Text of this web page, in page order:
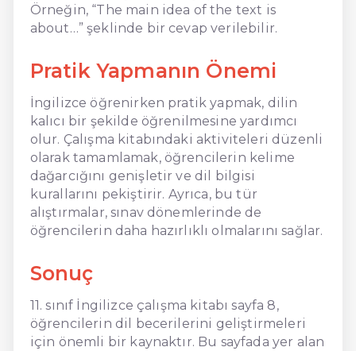
Örneğin, “The main idea of the text is
about…” şeklinde bir cevap verilebilir.
Pratik Yapmanın Önemi
İngilizce öğrenirken pratik yapmak, dilin
kalıcı bir şekilde öğrenilmesine yardımcı
olur. Çalışma kitabındaki aktiviteleri düzenli
olarak tamamlamak, öğrencilerin kelime
dağarcığını genişletir ve dil bilgisi
kurallarını pekiştirir. Ayrıca, bu tür
alıştırmalar, sınav dönemlerinde de
öğrencilerin daha hazırlıklı olmalarını sağlar.
Sonuç
11. sınıf İngilizce çalışma kitabı sayfa 8,
öğrencilerin dil becerilerini geliştirmeleri
için önemli bir kaynaktır. Bu sayfada yer alan